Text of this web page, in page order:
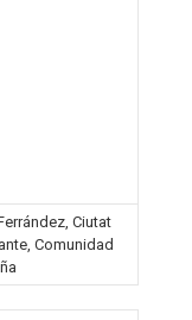
Ciutat
Comunidad